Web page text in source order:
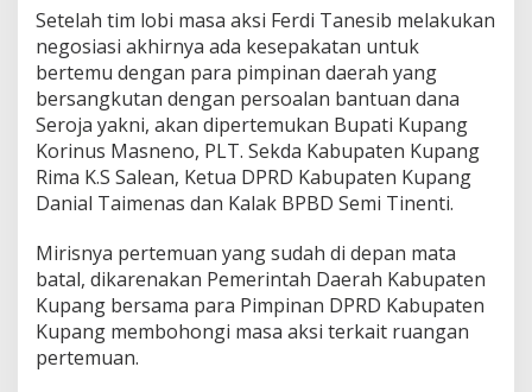
Setelah tim lobi masa aksi Ferdi Tanesib melakukan
negosiasi akhirnya ada kesepakatan untuk
bertemu dengan para pimpinan daerah yang
bersangkutan dengan persoalan bantuan dana
Seroja yakni, akan dipertemukan Bupati Kupang
Korinus Masneno, PLT. Sekda Kabupaten Kupang
Rima K.S Salean, Ketua DPRD Kabupaten Kupang
Danial Taimenas dan Kalak BPBD Semi Tinenti.
Mirisnya pertemuan yang sudah di depan mata
batal, dikarenakan Pemerintah Daerah Kabupaten
Kupang bersama para Pimpinan DPRD Kabupaten
Kupang membohongi masa aksi terkait ruangan
pertemuan.